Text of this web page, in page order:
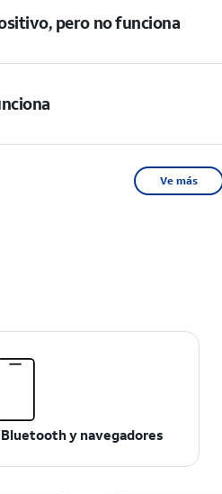
pero no funciona
Ve más
y navegadores